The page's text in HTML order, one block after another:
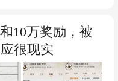
10万奖励，被
很现实